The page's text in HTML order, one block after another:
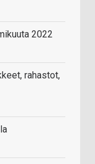
2022
rahastot,